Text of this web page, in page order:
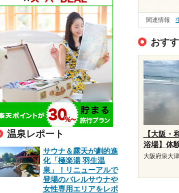
関連情報
おす
【大阪・
浴場】体
大阪府泉大
温泉レポート
サウナ＆露天が劇的進
化「極楽湯 羽生温
泉」！リニューアルで
登場のバレルサウナや
女性専用エリアをレポ